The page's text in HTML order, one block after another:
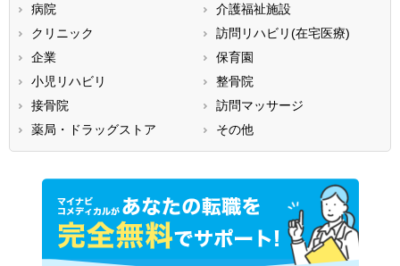
広島県
徳島県
香川県
高知県
福岡県
熊本県
鹿児島県
病院
介護福祉施設
クリニック
訪問リハビリ(在宅医療)
企業
保育園
小児リハビリ
整骨院
接骨院
訪問マッサージ
薬局・ドラッグストア
その他